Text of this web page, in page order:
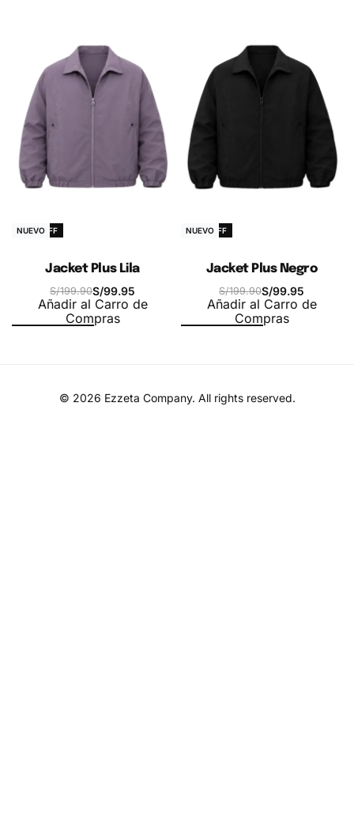
-50% OFF
NUEVO
Jacket Plus Lila
S/199.90S/99.95
Añadir al Carro de
Compras
-50% OFF
NUEVO
Jacket Plus Negro
S/199.90S/99.95
Añadir al Carro de
Compras
© 2026 Ezzeta Company. All rights reserved.